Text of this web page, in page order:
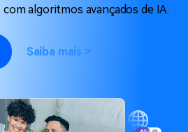
algoritmos avançados de IA.
Saiba mais >